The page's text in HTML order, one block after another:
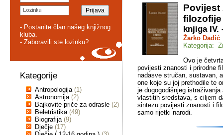
- Postanite član našeg knjižnog
kluba.
- Zaboravili ste lozinku?
Kategorije
Antropologija (1)
Astronomija (2)
Bajkovite priče za odrasle (2)
Beletristika (49)
Biografija (9)
Dječje (17)
Povijest
filozofije
knjiga
Žarko Dadić
Kategorija:
Ovo je
povijesti znanosti i prirodne
nadasve stručan, sustavan,
one koje su joj prethodile te
je dugogodišnjeg
vlastitih sredstava, s ciljem
sintezu povijesti znanosti i
samo rijetki narodi.